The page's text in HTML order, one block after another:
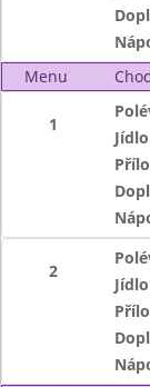
Menu
1
Jídlo
2
Jídlo